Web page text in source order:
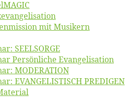
mit Musikern
SEELSORGE
Per­sön­li­che Evangelisation
MODERATION
EVANGELISTISCH PREDIGEN